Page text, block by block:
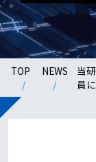
TOP NEWS
当
員